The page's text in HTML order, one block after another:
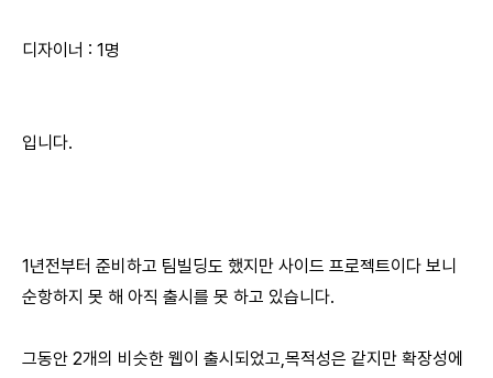
디자이너 : 1명
입니다.
1년전부터 준비하고 팀빌딩도 했지만 사이드 프로젝트이다 보니
순항하지 못 해 아직 출시를 못 하고 있습니다.
그동안 2개의 비슷한 웹이 출시되었고,목적성은 같지만 확장성에